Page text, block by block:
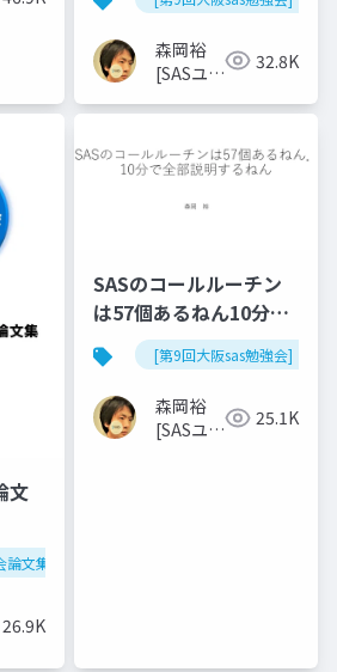
森岡裕
[SASユー
世話人]
32.8K
文
文集 2024年
26.9K
SASのコールルーチン
は57個あるねん10分で
全部説明するねん
[第9回大阪sas勉強会]
森岡裕
[SASユー
25.1K